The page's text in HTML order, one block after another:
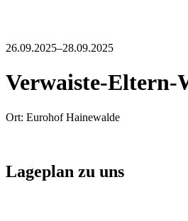
26.09.2025–28.09.2025
Verwaiste-Eltern-
Ort: Eurohof Hainewalde
Lageplan zu uns